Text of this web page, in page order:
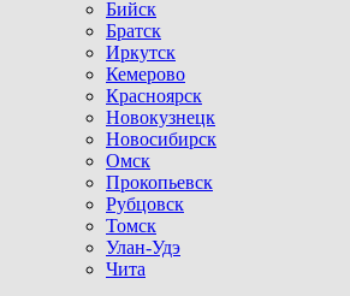
Бийск
Братск
Иркутск
Кемерово
Красноярск
Новокузнецк
Новосибирск
Омск
Прокопьевск
Рубцовск
Томск
Улан-Удэ
Чита